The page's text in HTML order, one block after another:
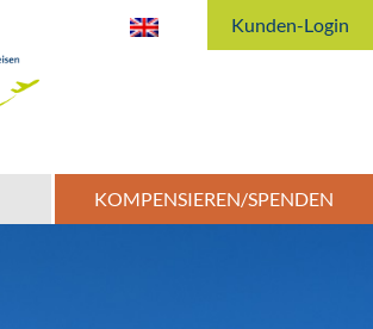
Kunden-Login
KOMPENSIEREN/SPENDEN